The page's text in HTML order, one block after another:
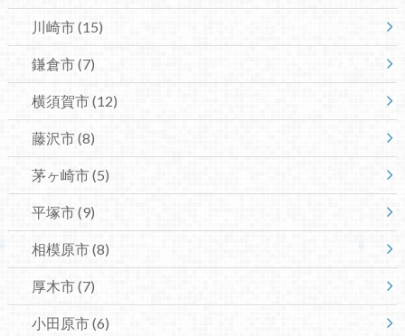
川崎市(15)
鎌倉市(7)
横須賀市(12)
藤沢市(8)
茅ヶ崎市(5)
平塚市(9)
相模原市(8)
厚木市(7)
小田原市(6)